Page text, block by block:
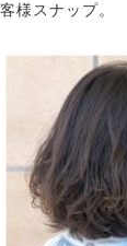
様スナップ。